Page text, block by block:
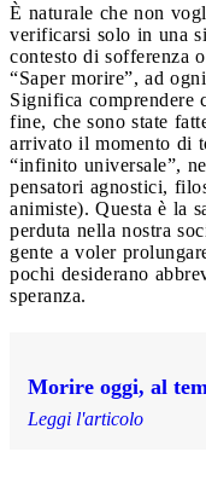
È naturale che non
verificarsi solo in una
contesto di sofferenza
“Saper morire”, ad
Significa comprendere
fine, che sono state
arrivato il momento di
“infinito universale”,
pensatori agnostici,
animiste). Questa è la
perduta nella nostra
gente a voler
pochi desiderano
speranza.
Morire oggi, al
Leggi l'articolo